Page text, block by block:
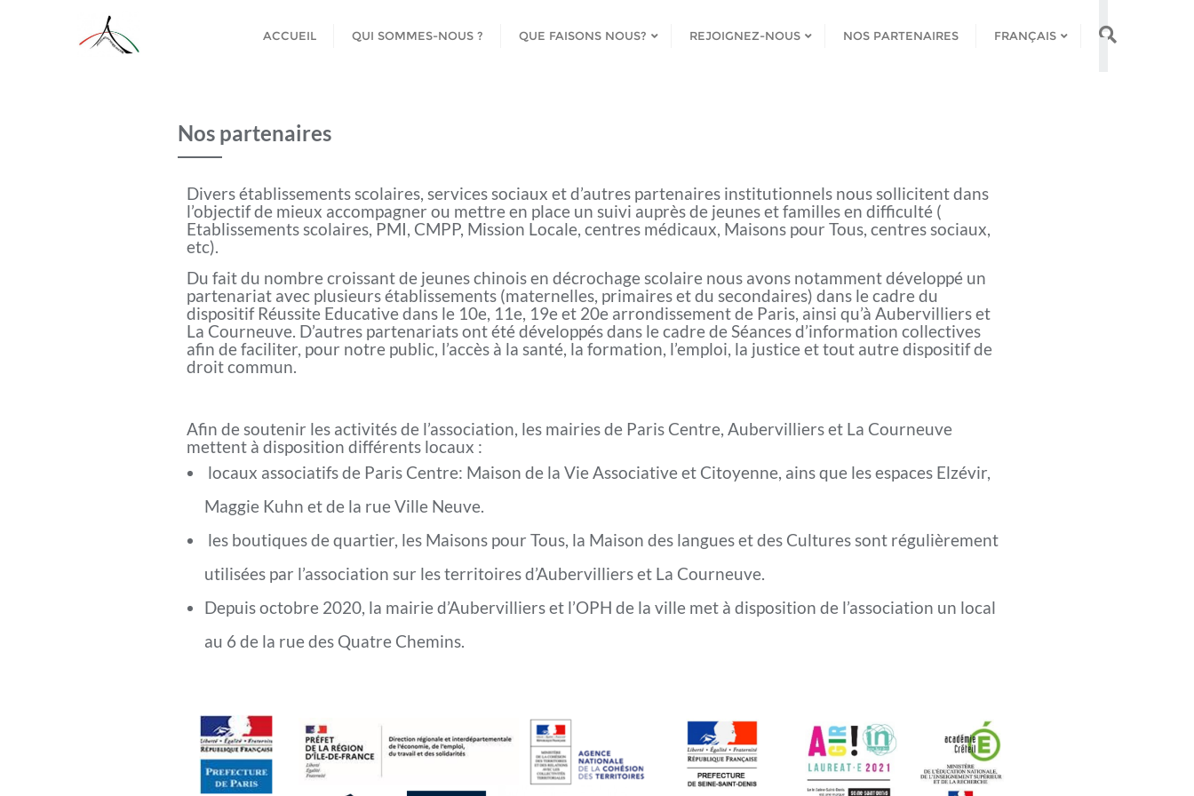
ACCUEIL QUI SOMMES-NOUS ? QUE FAISONS NOUS? REJOIGNEZ-NOUS NOS PARTENAIRES FRANÇAIS
Nos partenaires
Divers établissements scolaires, services sociaux et d’autres partenaires institutionnels nous sollicitent dans
l’objectif de mieux accompagner ou mettre en place un suivi auprès de jeunes et familles en difficulté (
Etablissements scolaires, PMI, CMPP, Mission Locale, centres médicaux, Maisons pour Tous, centres sociaux,
etc).
Du fait du nombre croissant de jeunes chinois en décrochage scolaire nous avons notamment développé un
partenariat avec plusieurs établissements (maternelles, primaires et du secondaires) dans le cadre du
dispositif Réussite Educative dans le 10e, 11e, 19e et 20e arrondissement de Paris, ainsi qu’à Aubervilliers et
La Courneuve. D’autres partenariats ont été développés dans le cadre de Séances d’information collectives
afin de faciliter, pour notre public, l’accès à la santé, la formation, l’emploi, la justice et tout autre dispositif de
droit commun.
Afin de soutenir les activités de l’association, les mairies de Paris Centre, Aubervilliers et La Courneuve
mettent à disposition différents locaux :
locaux associatifs de Paris Centre: Maison de la Vie Associative et Citoyenne, ains que les espaces Elzévir,
Maggie Kuhn et de la rue Ville Neuve.
les boutiques de quartier, les Maisons pour Tous, la Maison des langues et des Cultures sont régulièrement
utilisées par l’association sur les territoires d’Aubervilliers et La Courneuve.
Depuis octobre 2020, la mairie d’Aubervilliers et l’OPH de la ville met à disposition de l’association un local
au 6 de la rue des Quatre Chemins.